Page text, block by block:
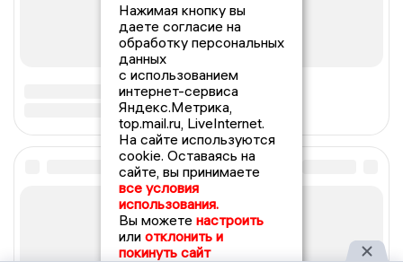
Нажимая кнопку вы
даете согласие на
обработку персональных
данных
с использованием
интернет-сервиса
Яндекс.Метрика,
top.mail.ru, LiveInternet.
На сайте используются
cookie. Оставаясь на
сайте, вы принимаете
все условия
использования.
Вы можете настроить
или отклонить и
покинуть сайт